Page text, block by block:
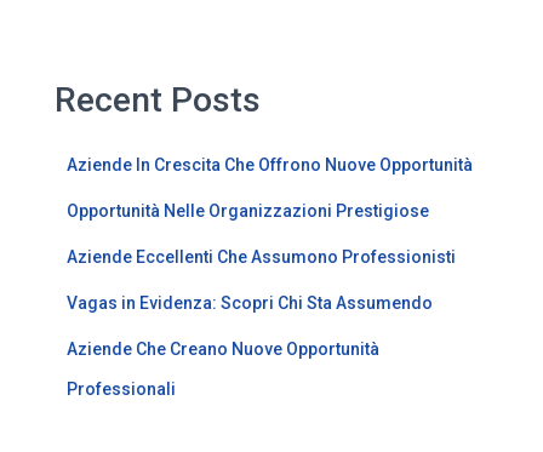
Recent Posts
Aziende In Crescita Che Offrono Nuove Opportunità
Opportunità Nelle Organizzazioni Prestigiose
Aziende Eccellenti Che Assumono Professionisti
Vagas in Evidenza: Scopri Chi Sta Assumendo
Aziende Che Creano Nuove Opportunità
Professionali